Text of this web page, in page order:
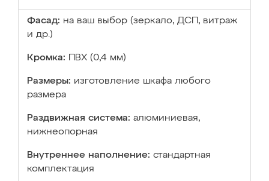
Фасад: на ваш выбор (зеркало, ДСП, витраж
и др.)
Кромка: ПВХ (0,4 мм)
Размеры: изготовление шкафа любого
размера
Раздвижная система: алюминиевая,
нижнеопорная
Внутреннее наполнение: стандартная
комплектация